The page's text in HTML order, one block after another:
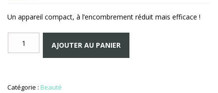
Un appareil compact, à l’encombrement réduit mais efficace !
quantité
de
abdos
AJOUTER AU PANIER
Catégorie : Beauté